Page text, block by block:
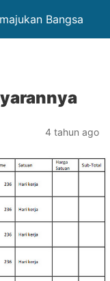
Bangsa
4 tahun ago